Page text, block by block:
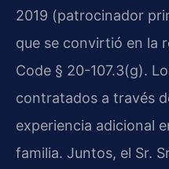
2019 (patrocinador
que se convirtió en la
Code § 20-107.3(g).
contratados a través
experiencia adicional
familia. Juntos, el Sr.